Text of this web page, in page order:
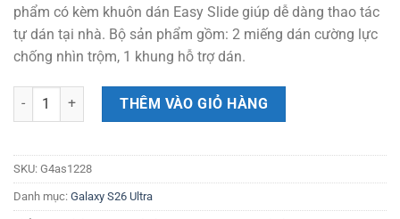
phẩm có kèm khuôn dán Easy Slide giúp dễ dàng thao tác
tự dán tại nhà. Bộ sản phẩm gồm: 2 miếng dán cường lực
chống nhìn trộm, 1 khung hỗ trợ dán.
[Combo 2] Dán cường lực chống nhìn trộm Samsung Galaxy S26
THÊM VÀO GIỎ HÀNG
SKU: G4as1228
Danh mục: Galaxy S26 Ultra